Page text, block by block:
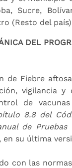
Sucre,
(Resto del
DEL
de Fiebre
vigilancia
de
8.8 del
de
en su última
con las